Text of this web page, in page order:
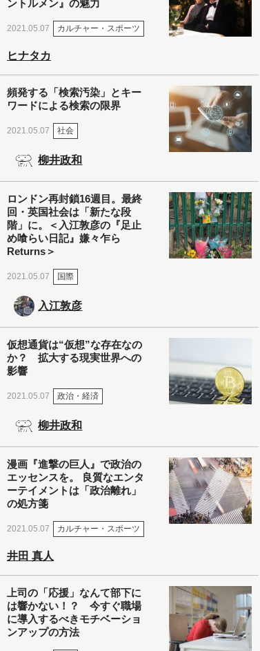
ントルメン』の魅力
2021.05.07 カルチャー・スポーツ
ヒナタカ
頻発する「検索汚染」とキー
ワードによる検索の限界
2021.05.07 社会
柳井政和
ロンドン再封鎖16週目。最終
回・英国社会は「新たな段
階」に。＜入江敦彦の『足止
め喰らい日記』嫌々乍ら
Returns＞
2021.05.07 国際
入江敦彦
仮想通貨は“仮想”な存在なの
か？ 拡大する現実世界への
影響
2021.05.07 政治・経済
柳井政和
漫画『進撃の巨人』で政治の
エッセンスを。 良質なエンタ
ーテイメントは「政治離れ」
の処方箋
2021.05.07 カルチャー・スポーツ
井田 真人
上司の「応援」なんて部下に
は響かない！？ 今すぐ職場
に導入するべきモチベーショ
ンアップの方法